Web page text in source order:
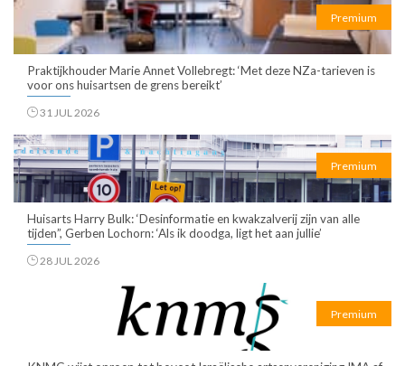
Premium
Praktijkhouder Marie Annet Vollebregt: ‘Met deze NZa-tarieven is
voor ons huisartsen de grens bereikt’
31 JUL 2026
Premium
Huisarts Harry Bulk: ‘Desinformatie en kwakzalverij zijn van alle
tijden”, Gerben Lochorn: ‘Als ik doodga, ligt het aan jullie’
28 JUL 2026
Premium